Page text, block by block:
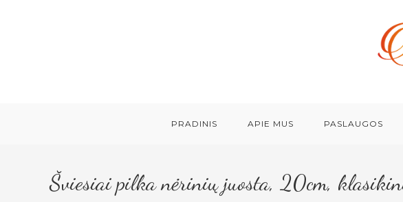
PRADINIS APIE MUS PASLAUGOS
Šviesiai pilka nėrinių juosta, 20cm,